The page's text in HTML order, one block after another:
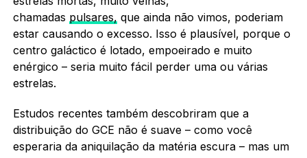
chamadas pulsares, que ainda não vimos, poderiam
estar causando o excesso. Isso é plausível, porque o
centro galáctico é lotado, empoeirado e muito
enérgico – seria muito fácil perder uma ou várias
estrelas.
Estudos recentes também descobriram que a
distribuição do GCE não é suave – como você
esperaria da aniquilação da matéria escura – mas um